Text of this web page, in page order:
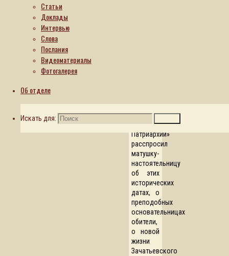
Статьи
Доклады
Интервью
Слова
Послания
Видеоматериалы
Фотогалерея
Об отделе
Искать для:
Корреспондент
«Журнала
Московской
Патриархии»
расспросил
матушку-
настоятельницу
об этих
исторических
датах, о
преподобных
основательницах
обители,
о новой
жизни
Зачатьевского